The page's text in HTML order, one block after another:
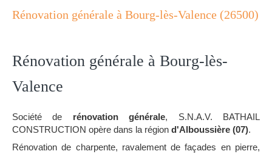
Rénovation générale à Bourg-lès-Valence (26500)
Rénovation générale à Bourg-lès-
Valence
Société de rénovation générale, S.N.A.V. BATHAIL
CONSTRUCTION opère dans la région d'Alboussière (07).
Rénovation de charpente, ravalement de façades en pierre,